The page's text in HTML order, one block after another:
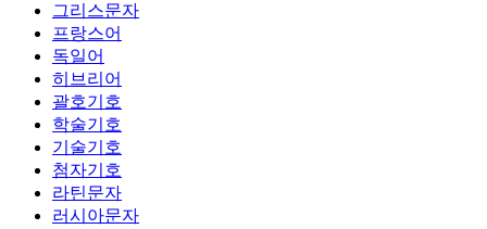
그리스문자
프랑스어
독일어
히브리어
괄호기호
학술기호
기술기호
첨자기호
라틴문자
러시아문자